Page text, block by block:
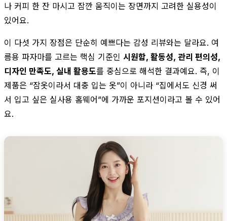
나 커피 한 잔 마시고 잠깐 움직이는 장면까지 고려한 실용성이
있어요.
이 다섯 가지 장점은 단순히 예쁘다는 감성 리뷰와는 달라요. 여
름용 파자마를 고르는 핵심 기준인 시원함, 활동성, 관리 편의성,
디자인 만족도, 실내 활용도를 중심으로 해석한 결과예요. 즉, 이
제품은 “잠옷이라서 대충 입는 옷”이 아니라 “집에서도 신경 써
서 입고 싶은 실사용 홈웨어”에 가까운 포지션이라고 볼 수 있어
요.